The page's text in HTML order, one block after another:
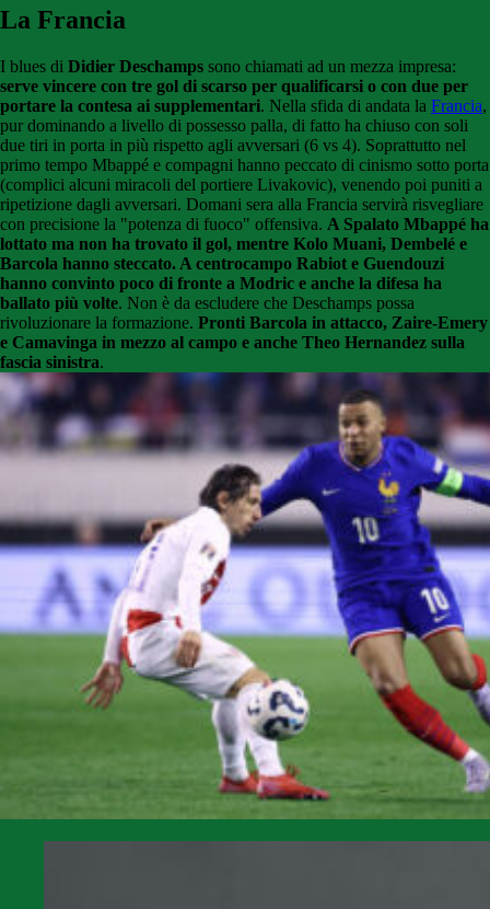
La Francia
I blues di Didier Deschamps sono chiamati ad un mezza impresa:
serve vincere con tre gol di scarso per qualificarsi o con due per
portare la contesa ai supplementari. Nella sfida di andata la Francia,
pur dominando a livello di possesso palla, di fatto ha chiuso con soli
due tiri in porta in più rispetto agli avversari (6 vs 4). Soprattutto nel
primo tempo Mbappé e compagni hanno peccato di cinismo sotto porta
(complici alcuni miracoli del portiere Livakovic), venendo poi puniti a
ripetizione dagli avversari. Domani sera alla Francia servirà risvegliare
con precisione la "potenza di fuoco" offensiva. A Spalato Mbappé ha
lottato ma non ha trovato il gol, mentre Kolo Muani, Dembelé e
Barcola hanno steccato. A centrocampo Rabiot e Guendouzi
hanno convinto poco di fronte a Modric e anche la difesa ha
ballato più volte. Non è da escludere che Deschamps possa
rivoluzionare la formazione. Pronti Barcola in attacco, Zaire-Emery
e Camavinga in mezzo al campo e anche Theo Hernandez sulla
fascia sinistra.